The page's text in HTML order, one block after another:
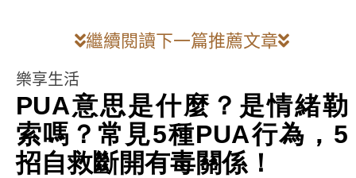
繼續閱讀下一篇推薦文章
樂享生活
PUA意思是什麼？是情緒勒
索嗎？常見5種PUA行為，5
招自救斷開有毒關係！